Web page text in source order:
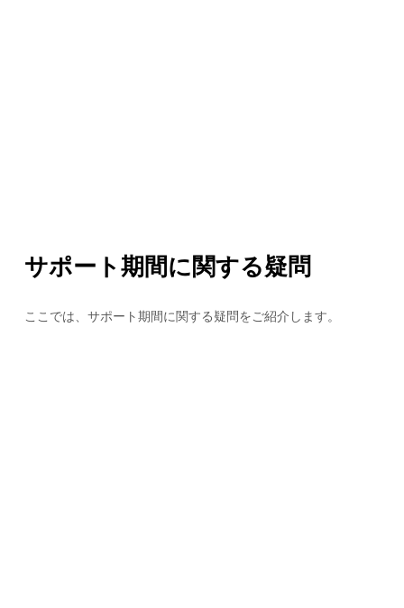
サポート期間に関する疑問
ここでは、サポート期間に関する疑問をご紹介します。